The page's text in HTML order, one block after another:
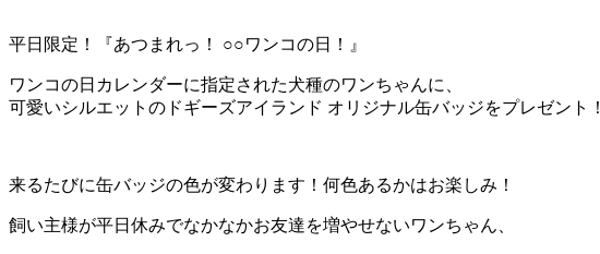
平日限定！『あつまれっ！ ○○ワンコの日！』
ワンコの日カレンダーに指定された犬種のワンちゃんに、
可愛いシルエットのドギーズアイランド オリジナル缶バッジをプレゼント！
来るたびに缶バッジの色が変わります！何色あるかはお楽しみ！
飼い主様が平日休みでなかなかお友達を増やせないワンちゃん、